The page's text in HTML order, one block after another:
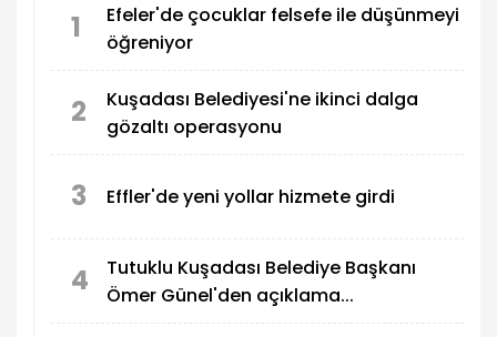
1
Efeler'de çocuklar felsefe ile düşünmeyi
öğreniyor
2
Kuşadası Belediyesi'ne ikinci dalga
gözaltı operasyonu
3 Effler'de yeni yollar hizmete girdi
4
Tutuklu Kuşadası Belediye Başkanı
Ömer Günel'den açıklama...